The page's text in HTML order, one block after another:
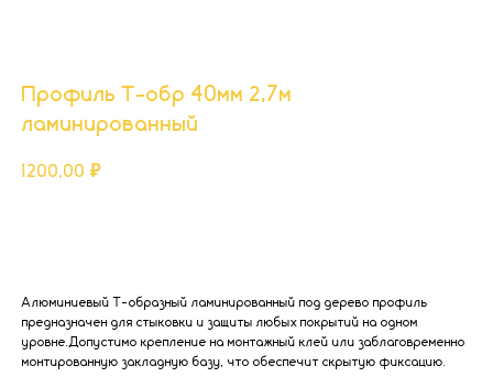
Профиль Т-обр 40мм 2,7м
ламинированный
1200,00 ₽
Алюминиевый Т-образный ламинированный под дерево профиль
предназначен для стыковки и защиты любых покрытий на одном
уровне.Допустимо крепление на монтажный клей или заблаговременно
монтированную закладную базу, что обеспечит скрытую фиксацию.